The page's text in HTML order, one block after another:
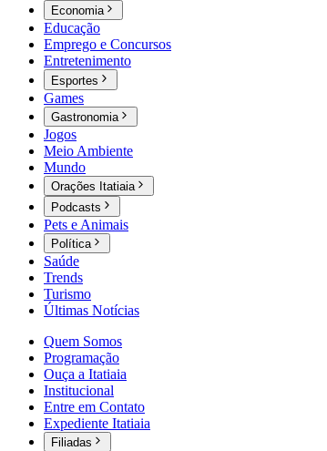
Economia
Educação
Emprego e Concursos
Entretenimento
Esportes
Games
Gastronomia
Jogos
Meio Ambiente
Mundo
Orações Itatiaia
Podcasts
Pets e Animais
Política
Saúde
Trends
Turismo
Últimas Notícias
Quem Somos
Programação
Ouça a Itatiaia
Institucional
Entre em Contato
Expediente Itatiaia
Filiadas